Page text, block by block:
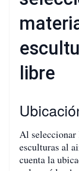
libre
Al seleccionar
esculturas al
cuenta la